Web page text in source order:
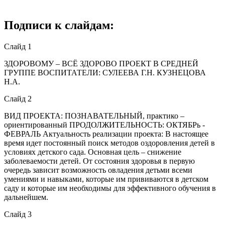
Подписи к слайдам:
Слайд 1
ЗДОРОВОМУ – ВСЁ ЗДОРОВО ПРОЕКТ В СРЕДНЕЙ
ГРУППЕ ВОСПИТАТЕЛИ: СУЛЕЕВА Г.Н. КУЗНЕЦОВА
Н.А.
Слайд 2
ВИД ПРОЕКТА: ПОЗНАВАТЕЛЬНЫЙ, практико –
ориентированный ПРОДОЛЖИТЕЛЬНОСТЬ: ОКТЯБРь -
ФЕВРАЛЬ Актуальность реализации проекта: В настоящее
время идет постоянный поиск методов оздоровления детей в
условиях детского сада. Основная цель – снижение
заболеваемости детей. От состояния здоровья в первую
очередь зависит возможность овладения детьми всеми
умениями и навыками, которые им прививаются в детском
саду и которые им необходимы для эффективного обучения в
дальнейшем.
Слайд 3